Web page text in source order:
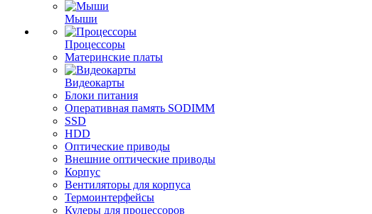
Мыши
Процессоры
Материнские платы
Видеокарты
Блоки питания
Оперативная память SODIMM
SSD
HDD
Оптические приводы
Внешние оптические приводы
Корпус
Вентиляторы для корпуса
Термоинтерфейсы
Кулеры для процессоров